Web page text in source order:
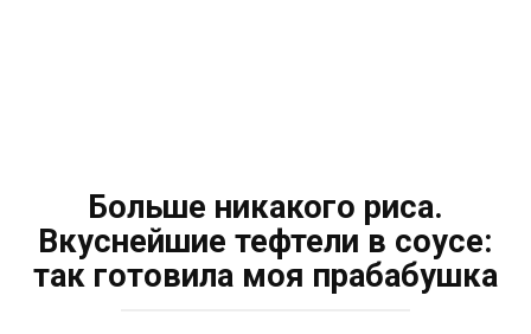
Больше никакого риса.
Вкуснейшие тефтели в соусе:
так готовила моя прабабушка